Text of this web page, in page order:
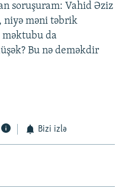
soruşuram: Vahid Əziz
niyə məni təbrik
məktubu da
Bu nə deməkdir
Bizi izlə